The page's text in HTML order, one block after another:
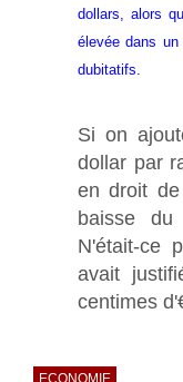
dollars, alors
élevée dans
dubitatifs.
Si on
dollar par
en droit
baisse
N'était-ce
avait
centimes
ECONOMIE